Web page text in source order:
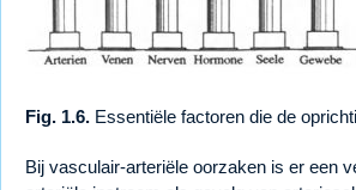
Fig. 1.6. Essentiële factoren die de
Bij vasculair-arteriële oorzaken is er een